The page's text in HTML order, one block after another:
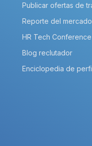
Publicar ofertas de
Reporte del
HR Tech Conference
Blog reclutador
Enciclopedia de